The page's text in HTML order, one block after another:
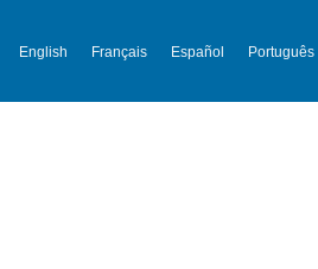
English Français Español Português